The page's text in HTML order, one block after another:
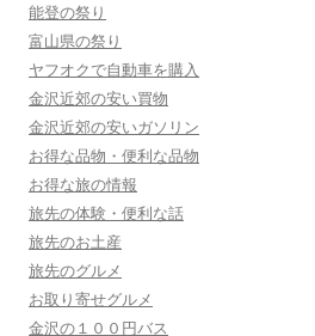
能登の祭り
富山県の祭り
ヤフオクで自動車を購入
金沢近郊の安い買物
金沢近郊の安いガソリン
お得な品物・便利な品物
お得な旅の情報
旅先の体験・便利な話
旅先のお土産
旅先のグルメ
お取り寄せグルメ
金沢の１００円バス